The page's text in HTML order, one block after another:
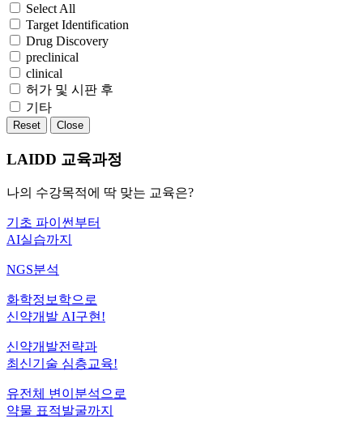
Select All
Target Identification
Drug Discovery
preclinical
clinical
허가 및 시판 후
기타
Reset Close
LAIDD 교육과정
나의 수강목적에 딱 맞는 교육은?
기초 파이썬부터
AI실습까지
NGS분석
화학정보학으로
신약개발 AI구현!
신약개발전략과
최신기술 심층교육!
유전체 변이분석으로
약물 표적발굴까지